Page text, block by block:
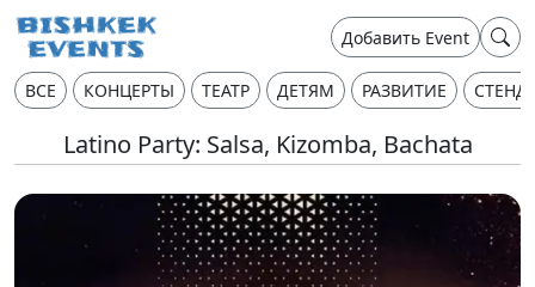
Добавить Event
ВСЕ КОНЦЕРТЫ ТЕАТР ДЕТЯМ РАЗВИТИЕ
Latino Party: Salsa, Kizomba, Bachata